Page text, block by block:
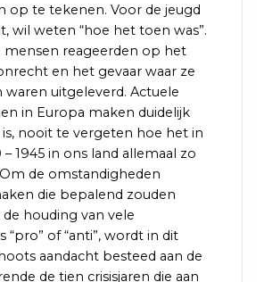
op te tekenen. Voor de jeugd
wil weten “hoe het toen was”.
mensen reageerden op het
en het gevaar waar ze
waren uitgeleverd. Actuele
in Europa maken duidelijk
nooit te vergeten hoe het in
– 1945 in ons land allemaal zo
de omstandigheden
die bepalend zouden
houding van vele
“pro” of “anti”, wordt in dit
aandacht besteed aan de
de tien crisisjaren die aan